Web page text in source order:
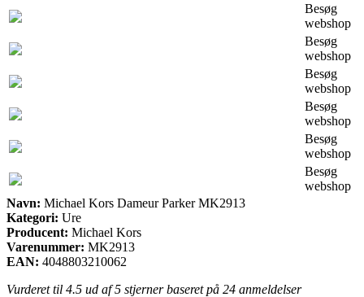
Besøg
webshop
Besøg
webshop
Besøg
webshop
Besøg
webshop
Besøg
webshop
Besøg
webshop
Navn: Michael Kors Dameur Parker MK2913
Kategori: Ure
Producent: Michael Kors
Varenummer: MK2913
EAN: 4048803210062
Vurderet til 4.5 ud af 5 stjerner baseret på 24 anmeldelser